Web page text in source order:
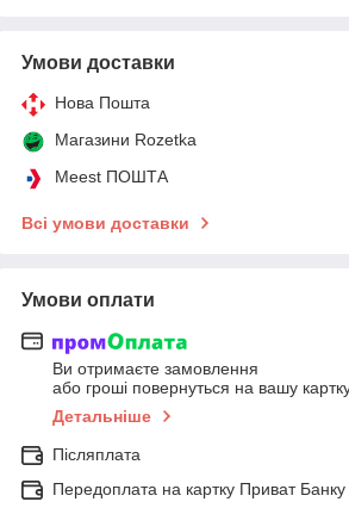
Умови доставки
Нова Пошта
Магазини Rozetka
Meest ПОШТА
Всі умови доставки
Умови оплати
Ви отримаєте замовлення
або гроші повернуться на вашу
Детальніше
Післяплата
Передоплата на картку Приват Банку